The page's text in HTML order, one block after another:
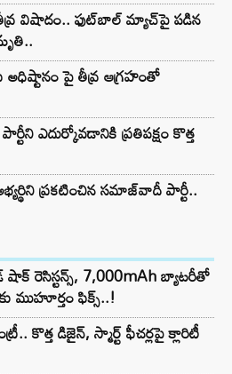
విషాదం.. ఫుట్‌బాల్ మ్యాచ్‌పై పడిన
పై తీవ్ర ఆగ్రహంతో
ఎదుర్కోవడానికి ప్రతిపక్షం కొత్త
ప్రకటించిన సమాజ్‌వాదీ పార్టీ..
షాక్ రెసిస్టన్స్, 7,000mAh బ్యాటరీతో
ముహూర్తం ఫిక్స్..!
కొత్త డిజైన్, స్మార్ట్ ఫీచర్లపై క్లారిటీ